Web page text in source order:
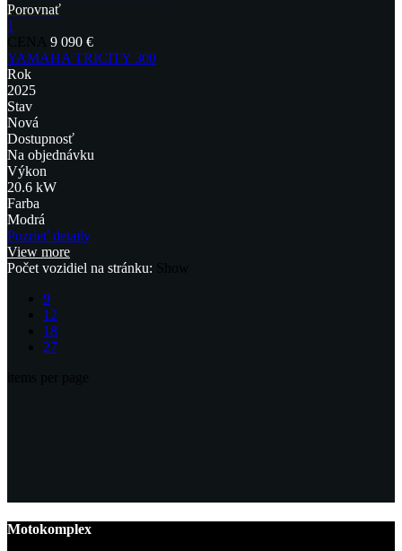
Porovnať
1
9 090 €
YAMAHA TRICITY 300
Rok
2025
Stav
Nová
Dostupnosť
Na objednávku
Výkon
20.6 kW
Farba
Modrá
Pozrieť detaily
View more
Počet vozidiel na stránku:
9
12
18
27
Motokomplex